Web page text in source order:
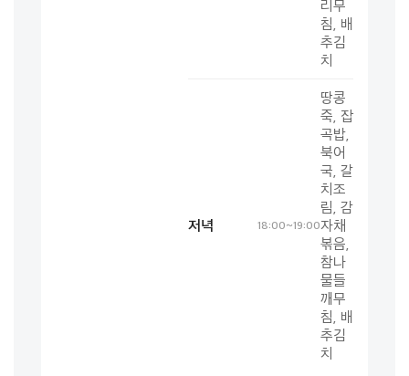
리무
침, 배
추김
치
저녁 18:00~19:00
땅콩
죽, 잡
곡밥,
북어
국, 갈
치조
림, 감
자채
볶음,
참나
물들
깨무
침, 배
추김
치